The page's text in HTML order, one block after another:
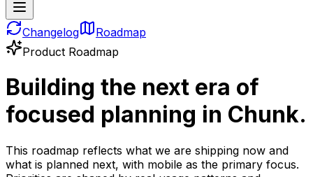
Changelog
Roadmap
Product Roadmap
Building the next era of
focused planning in Chunk.
This roadmap reflects what we are shipping now and
what is planned next, with mobile as the primary focus.